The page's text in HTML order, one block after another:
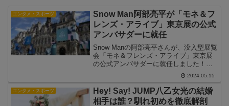
エンタメ・スポーツ
Snow Man阿部亮平が「モネ＆フ
レンズ・アライブ」東京展の公式
アンバサダーに就任
Snow Manの阿部亮平さんが、没入型展覧
会「モネ＆フレンズ・アライブ」東京展
の公式アンバサダーに就任しました！本
記事では、展覧会の詳細と阿部さんの活
躍について詳しくご紹介します。「モネ
＆フレンズ・アライブ」とは？「モネ＆
フレンズ・アライ...
2024.05.15
エンタメ・スポーツ
Hey! Say! JUMP八乙女光の結婚
相手は誰？馴れ初めを徹底解剖